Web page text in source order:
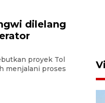
dilelang
proyek Tol
menjalani proses